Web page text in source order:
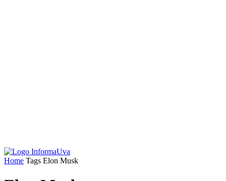
Home Tags Elon Musk